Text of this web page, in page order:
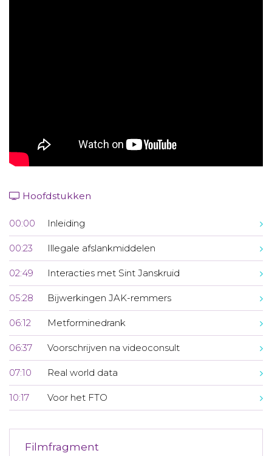
Hoofdstukken
00:00 Inleiding
00:23 Illegale afslankmiddelen
02:49 Interacties met Sint Janskruid
05:28 Bijwerkingen JAK-remmers
06:12 Metforminedrank
06:37 Voorschrijven na videoconsult
07:10 Real world data
10:17 Voor het FTO
Filmfragment